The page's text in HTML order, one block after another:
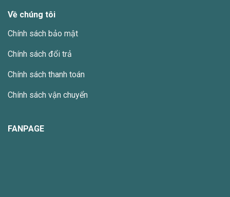
Về chúng tôi
Chính sách bảo mật
Chính sách đổi trả
Chính sách thanh toán
Chính sách vận chuyển
FANPAGE